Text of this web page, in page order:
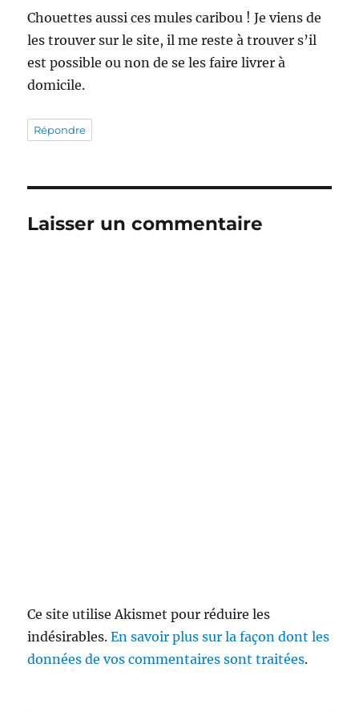
Chouettes aussi ces mules caribou ! Je viens de
les trouver sur le site, il me reste à trouver s’il
est possible ou non de se les faire livrer à
domicile.
Répondre
Laisser un commentaire
Ce site utilise Akismet pour réduire les
indésirables.En savoir plus sur la façon dont les
données de vos commentaires sont traitées.